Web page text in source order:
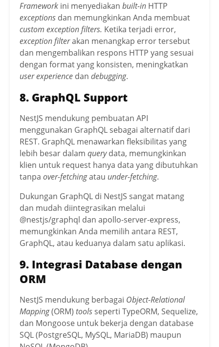
Framework ini menyediakan built-in HTTP
exceptions dan memungkinkan Anda membuat
custom exception filters. Ketika terjadi error,
exception filterakan menangkap error tersebut
dan mengembalikan respons HTTP yang sesuai
dengan format yang konsisten, meningkatkan
user experience dan debugging.
8. GraphQL Support
NestJS mendukung pembuatan API
menggunakan GraphQL sebagai alternatif dari
REST. GraphQL menawarkan fleksibilitas yang
lebih besar dalam querydata, memungkinkan
klien untuk request hanya data yang dibutuhkan
tanpa over-fetchingatau under-fetching.
Dukungan GraphQL di NestJS sangat matang
dan mudah diintegrasikan melalui
@nestjs/graphql dan apollo-server-express,
memungkinkan Anda memilih antara REST,
GraphQL, atau keduanya dalam satu aplikasi.
9. Integrasi Database dengan
ORM
NestJS mendukung berbagai Object-Relational
Mapping(ORM) tools seperti TypeORM, Sequelize,
dan Mongoose untuk bekerja dengan database
SQL (PostgreSQL, MySQL, MariaDB) maupun